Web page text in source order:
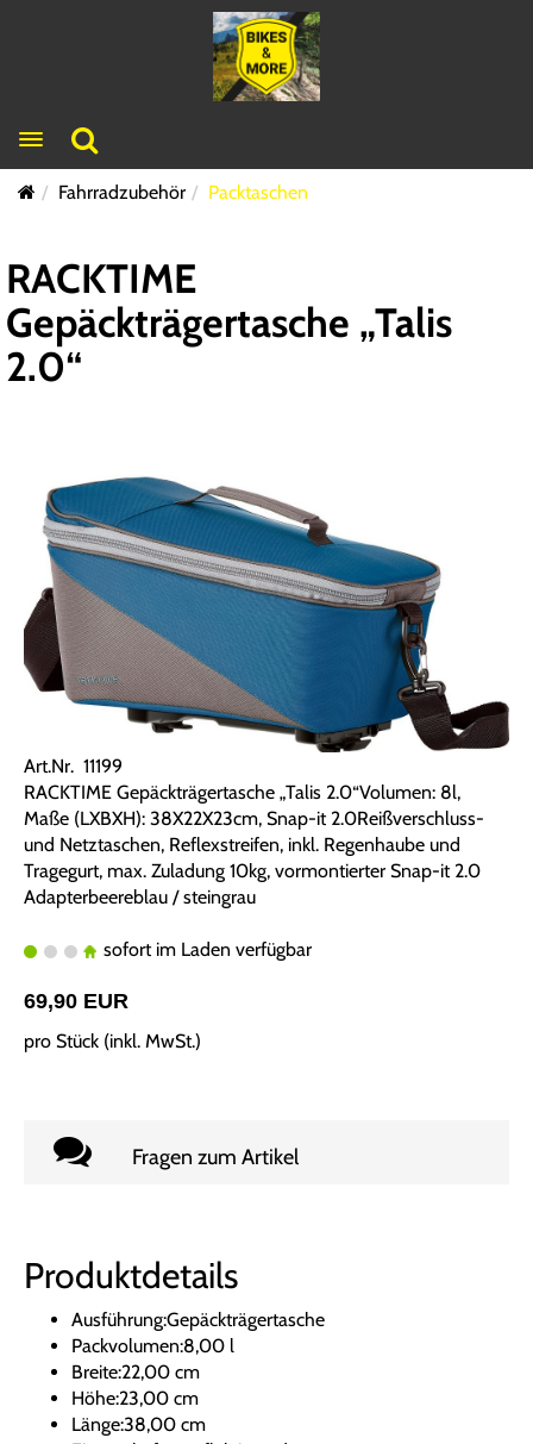
Toggle navigation
Fahrradzubehör Packtaschen
RACKTIME
Gepäckträgertasche „Talis
2.0“
Art.Nr. 11199
RACKTIME Gepäckträgertasche „Talis 2.0“Volumen: 8l,
Maße (LXBXH): 38X22X23cm, Snap-it 2.0Reißverschluss-
und Netztaschen, Reflexstreifen, inkl. Regenhaube und
Tragegurt, max. Zuladung 10kg, vormontierter Snap-it 2.0
Adapterbeereblau / steingrau
sofort im Laden verfügbar
69,90 EUR
pro Stück (inkl. MwSt.)
Fragen zum Artikel
Produktdetails
Ausführung:Gepäckträgertasche
Packvolumen:8,00 l
Breite:22,00 cm
Höhe:23,00 cm
Länge:38,00 cm